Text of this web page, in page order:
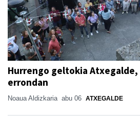
Hurrengo geltokia
errondan
Noaua Aldizkaria abu 06 ATXEGALDE